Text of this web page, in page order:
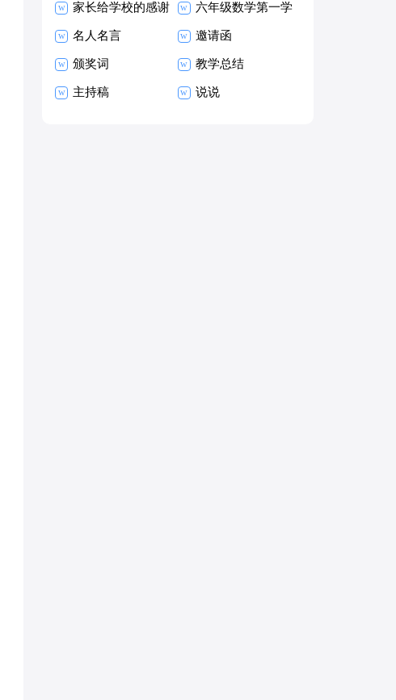
祝酒词 书15篇
家长给学校的感谢
信
六年级数学第一学
期教学工作总结
名人名言 邀请函
颁奖词 教学总结
主持稿 说说